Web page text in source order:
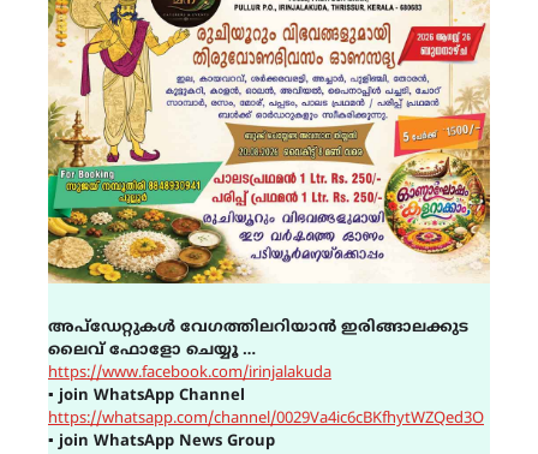
അപ്ഡേറ്റുകൾ വേഗത്തിലറിയാൻ ഇരിങ്ങാലക്കുട
ലൈവ് ഫോളോ ചെയ്യൂ …
https://www.facebook.com/irinjalakuda
▪join WhatsApp Channel
https://whatsapp.com/channel/0029Va4ic6cBKfhytWZQed3O
▪join WhatsApp News Group